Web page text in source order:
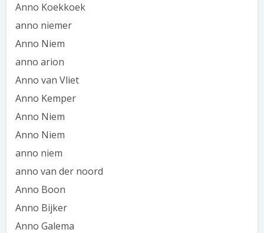
Anno Koekkoek
anno niemer
Anno Niem
anno arion
Anno van Vliet
Anno Kemper
Anno Niem
Anno Niem
anno niem
anno van der noord
Anno Boon
Anno Bijker
Anno Galema